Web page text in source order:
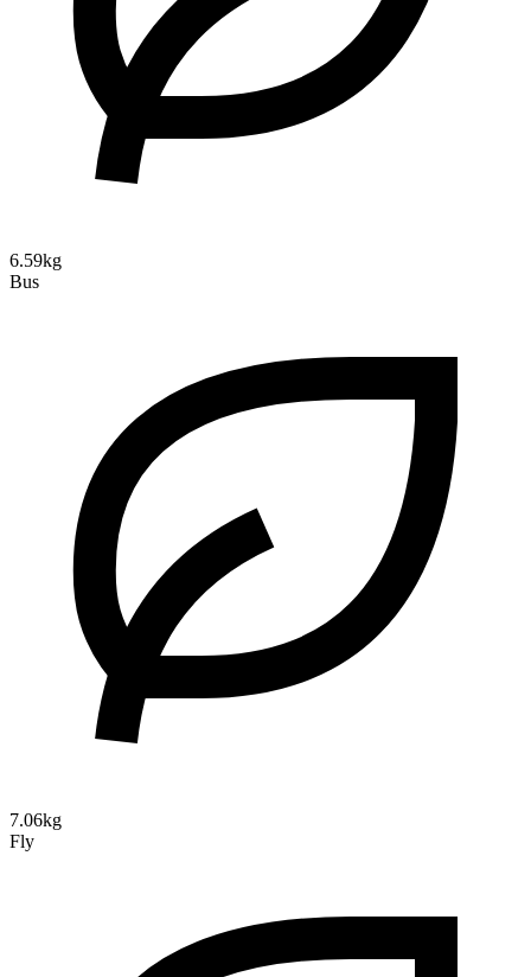
6.59kg
Bus
7.06kg
Fly